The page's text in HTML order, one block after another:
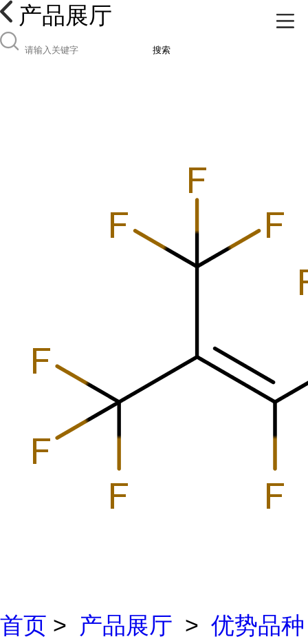
产品展厅
搜索
首页 > 产品展厅 > 优势品种